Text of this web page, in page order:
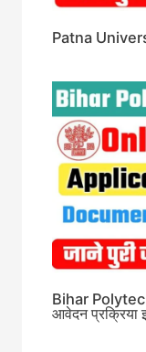
Patna
Bihar
आवेदन प्रक्रिया